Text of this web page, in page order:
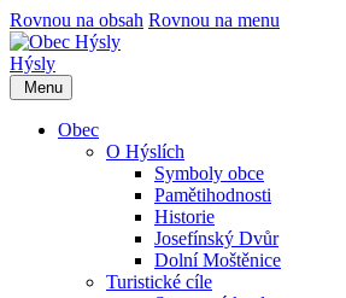
Rovnou na obsah Rovnou na menu
Hýsly
Menu
Obec
O Hýslích
Symboly obce
Pamětihodnosti
Historie
Josefínský Dvůr
Dolní Moštěnice
Turistické cíle